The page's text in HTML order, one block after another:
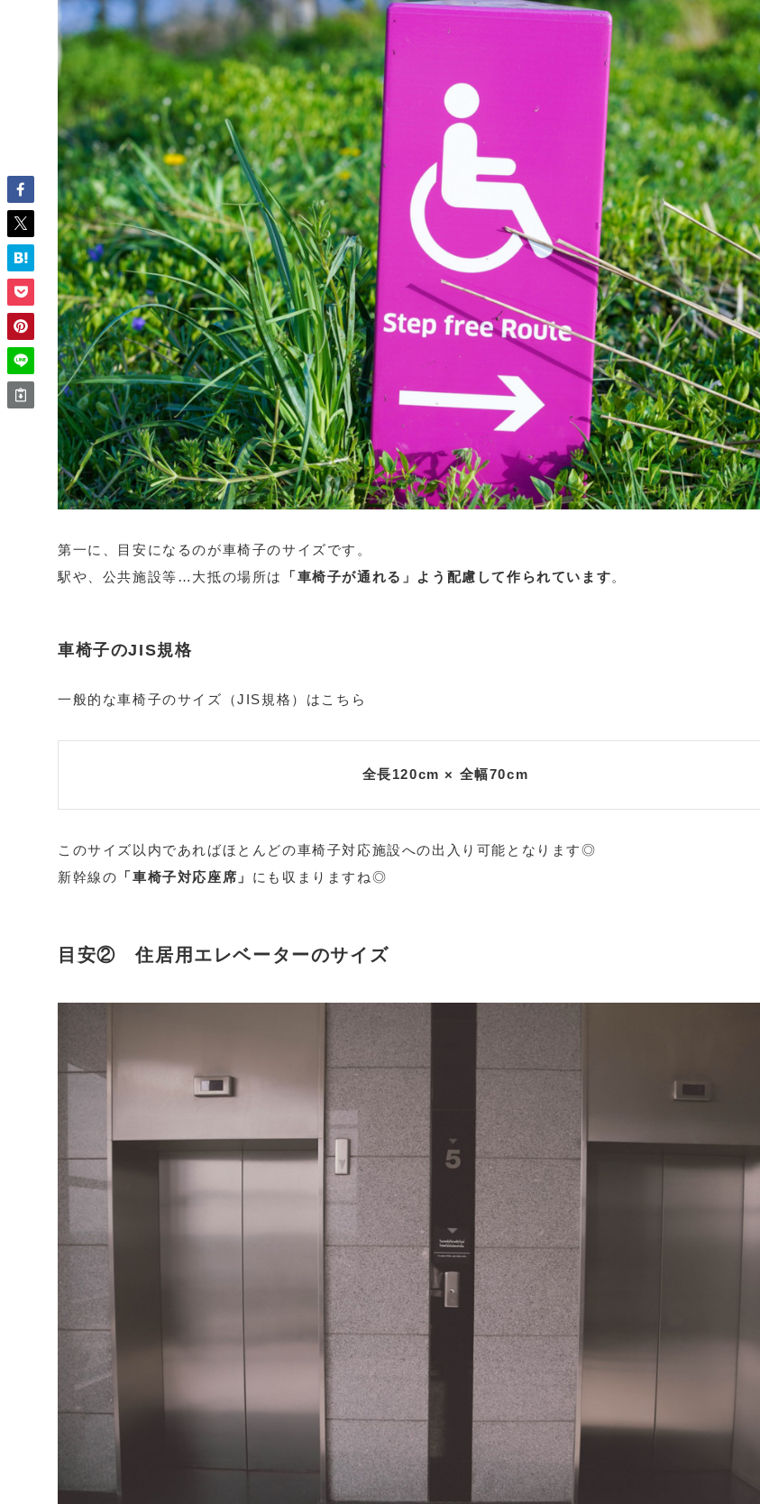
第一に、目安になるのが車椅子のサイズです。
駅や、公共施設等…大抵の場所は
「車椅子が通れる」よう配慮して作られています。
車椅子のJIS規格
一般的な車椅子のサイズ（JIS規格）はこちら
全長120cm × 全幅70cm
このサイズ以内であればほとんどの車椅子対応施設への出入り可能となります◎
新幹線の 「車椅子対応座席」 にも収まりますね◎
目安② 住居用エレベーターのサイズ